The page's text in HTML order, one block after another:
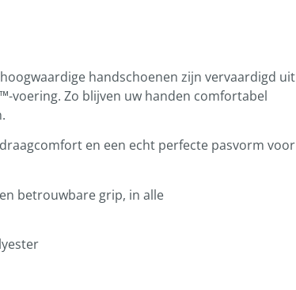
handschoenen zijn vervaardigd uit
voering. Zo blijven uw handen comfortabel
en een echt perfecte pasvorm voor
betrouwbare grip, in alle